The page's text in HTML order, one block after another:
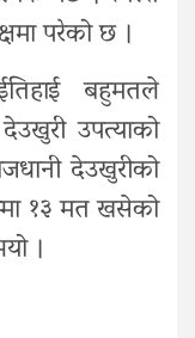
परेको छ ।
बहुमतले
उपत्याको
देउखुरीको
१३ मत खसेको
।